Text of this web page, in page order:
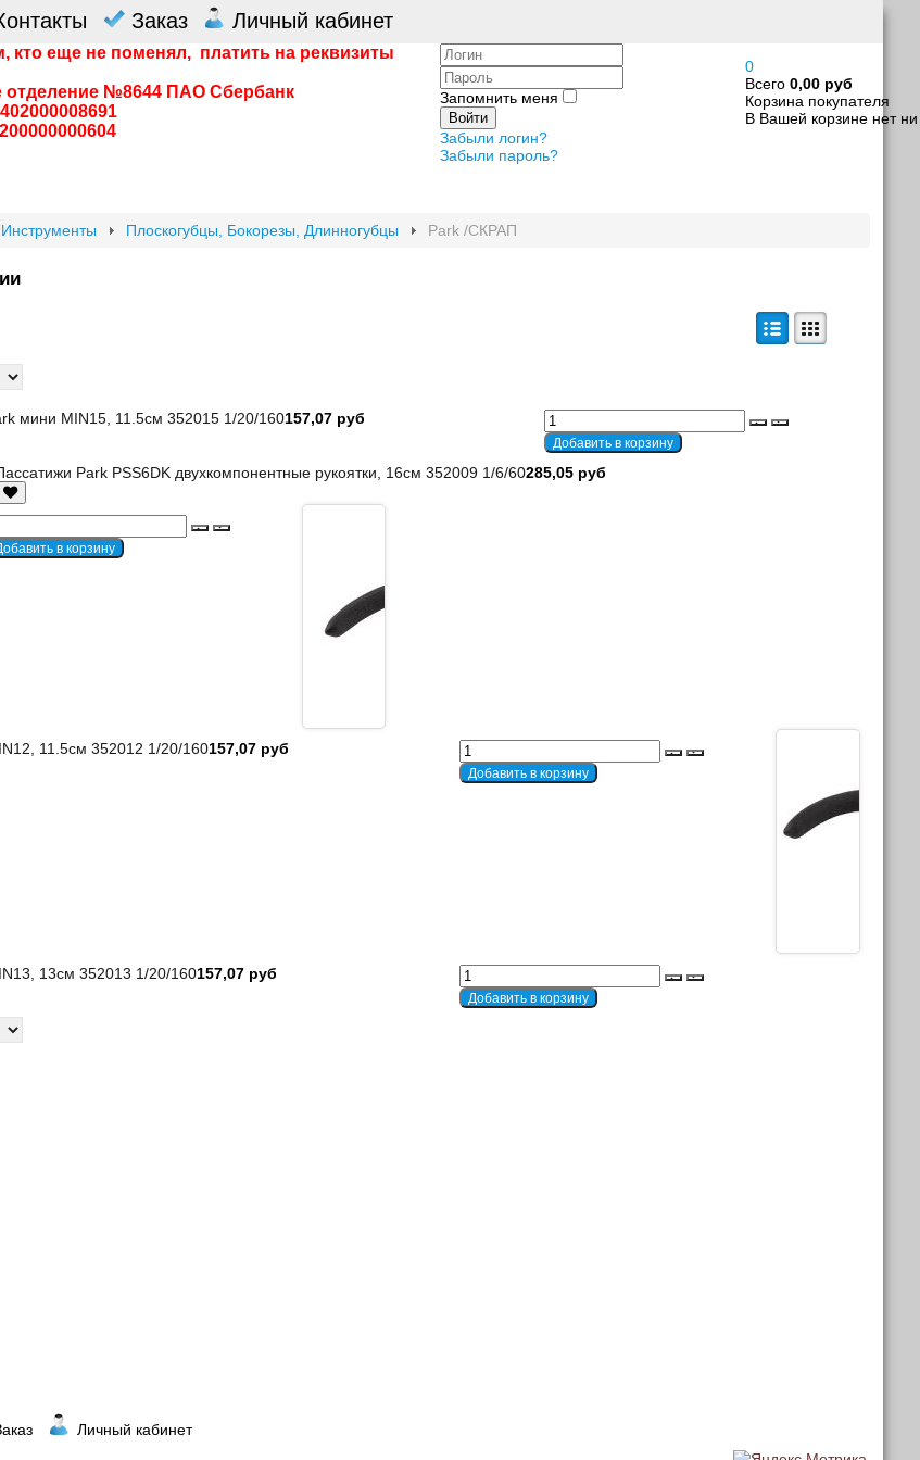
Заказ Личный кабинет
0
Всего 0,00 руб
Корзина покупателя
В Вашей корзине нет ни
Логин
Пароль
Запомнить меня
Войти
Забыли логин?
Забыли пароль?
кто еще не поменял, платить на реквизиты
отделение №8644 ПАО Сбербанк
Инструменты Плоскогубцы, Бокорезы, Длинногубцы Park /СКРАП
мини MIN15, 11.5см 352015 1/20/160157,07 руб
Park PSS6DK двухкомпонентные рукоятки, 16см 352009 1/6/60285,05 руб
11.5см 352012 1/20/160157,07 руб
13см 352013 1/20/160157,07 руб
Личный кабинет